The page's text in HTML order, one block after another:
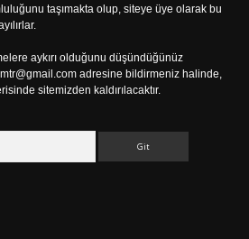
taşımakta olup, siteye üye olarak bu
aykırı olduğunu düşündüğünüz
adresine bildirmeniz halinde,
sitemizden kaldırılacaktır.